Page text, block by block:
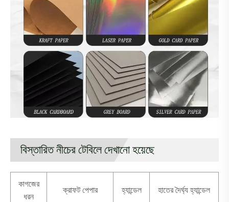
বিস্তারিত নীচের টেবিলে দেখানো হয়েছে
কাগজের
ধরন
ক্রাফট পেপার হ্যান্ডেল হাতের দৈর্ঘ্য হ্যান্ডেল